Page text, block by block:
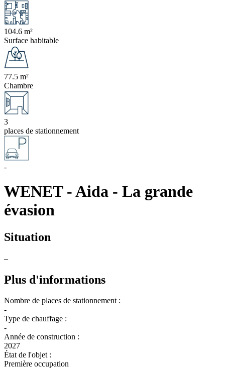
104.6 m²
Surface habitable
77.5 m²
Chambre
3
places de stationnement
-
WENET - Aida - La grande
évasion
Situation
–
Plus d'informations
Nombre de places de stationnement :
-
Type de chauffage :
-
Année de construction :
2027
État de l'objet :
Première occupation